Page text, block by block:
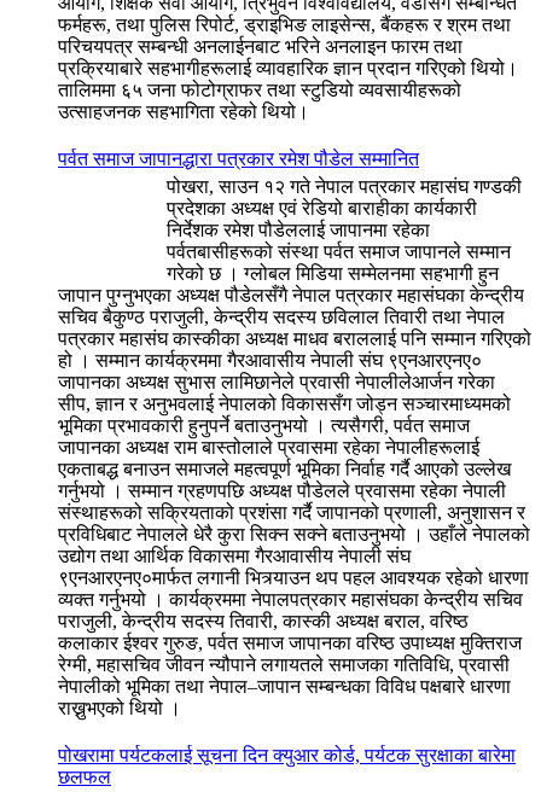
फर्महरू, तथा पुलिस रिपोर्ट, ड्राइभिङ लाइसेन्स, बैंकहरू र श्रम तथा
परिचयपत्र सम्बन्धी अनलाईनबाट भरिने अनलाइन फारम तथा
प्रक्रियाबारे सहभागीहरूलाई व्यावहारिक ज्ञान प्रदान गरिएको थियो।
तालिममा ६५ जना फोटोग्राफर तथा स्टुडियो व्यवसायीहरूको
उत्साहजनक सहभागिता रहेको थियो।
पर्वत समाज जापानद्धारा पत्रकार रमेश पौडेल सम्मानित
पोखरा, साउन १२ गते नेपाल पत्रकार महासंघ गण्डकी
प्रदेशका अध्यक्ष एवं रेडियो बाराहीका कार्यकारी
निर्देशक रमेश पौडेललाई जापानमा रहेका
पर्वतबासीहरूको संस्था पर्वत समाज जापानले सम्मान
गरेको छ । ग्लोबल मिडिया सम्मेलनमा सहभागी हुन
जापान पुग्नुभएका अध्यक्ष पौडेलसँगै नेपाल पत्रकार महासंघका केन्द्रीय
सचिव बैकुण्ठ पराजुली, केन्द्रीय सदस्य छविलाल तिवारी तथा नेपाल
पत्रकार महासंघ कास्कीका अध्यक्ष माधव बराललाई पनि सम्मान गरिएको
हो । सम्मान कार्यक्रममा गैरआवासीय नेपाली संघ ९एनआरएनए०
जापानका अध्यक्ष सुभास लामिछानेले प्रवासी नेपालीलेआर्जन गरेका
सीप, ज्ञान र अनुभवलाई नेपालको विकाससँग जोड्न सञ्चारमाध्यमको
भूमिका प्रभावकारी हुनुपर्ने बताउनुभयो । त्यसैगरी, पर्वत समाज
जापानका अध्यक्ष राम बास्तोलाले प्रवासमा रहेका नेपालीहरूलाई
एकताबद्ध बनाउन समाजले महत्वपूर्ण भूमिका निर्वाह गर्दै आएको उल्लेख
गर्नुभयो । सम्मान ग्रहणपछि अध्यक्ष पौडेलले प्रवासमा रहेका नेपाली
संस्थाहरूको सक्रियताको प्रशंसा गर्दै जापानको प्रणाली, अनुशासन र
प्रविधिबाट नेपालले धेरै कुरा सिक्न सक्ने बताउनुभयो । उहाँले नेपालको
उद्योग तथा आर्थिक विकासमा गैरआवासीय नेपाली संघ
९एनआरएनए०मार्फत लगानी भित्र्याउन थप पहल आवश्यक रहेको धारणा
व्यक्त गर्नुभयो । कार्यक्रममा नेपालपत्रकार महासंघका केन्द्रीय सचिव
पराजुली, केन्द्रीय सदस्य तिवारी, कास्की अध्यक्ष बराल, वरिष्ठ
कलाकार ईश्वर गुरुङ, पर्वत समाज जापानका वरिष्ठ उपाध्यक्ष मुक्तिराज
रेग्मी, महासचिव जीवन न्यौपाने लगायतले समाजका गतिविधि, प्रवासी
नेपालीको भूमिका तथा नेपाल–जापान सम्बन्धका विविध पक्षबारे धारणा
राख्नुभएको थियो ।
पोखरामा पर्यटकलाई सूचना दिन क्युआर कोर्ड, पर्यटक सुरक्षाका बारेमा
छलफल